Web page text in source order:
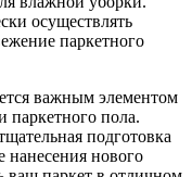
осуществлять
паркетного
важным элементом
паркетного пола.
подготовка
нанесения нового